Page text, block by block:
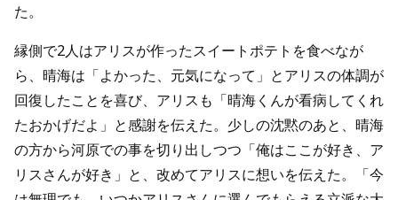
た。
縁側で2人はアリスが作ったスイートポテトを食べなが
ら、晴海は「よかった、元気になって」とアリスの体調が
回復したことを喜び、アリスも「晴海くんが看病してくれ
たおかげだよ」と感謝を伝えた。少しの沈黙のあと、晴海
の方から河原での事を切り出しつつ「俺はここが好き、ア
リスさんが好き」と、改めてアリスに想いを伝えた。「今